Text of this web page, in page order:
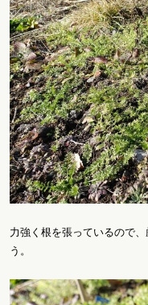
力強く根を張っているので
う。